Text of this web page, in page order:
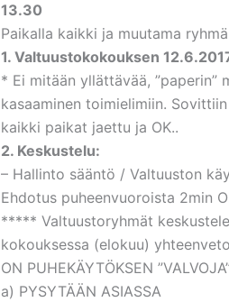
13.30
Paikalla kaikki ja muutama
1. Valtuustokokouksen
* Ei mitään yllättävää, ”paperin”
kasaaminen toimielimiin.
kaikki paikat jaettu ja OK..
2. Keskustelu:
– Hallinto sääntö / Valtuuston
Ehdotus puheenvuoroista 2min
***** Valtuustoryhmät
kokouksessa (elokuu)
ON PUHEKÄYTÖKSEN
a) PYSYTÄÄN ASIASSA